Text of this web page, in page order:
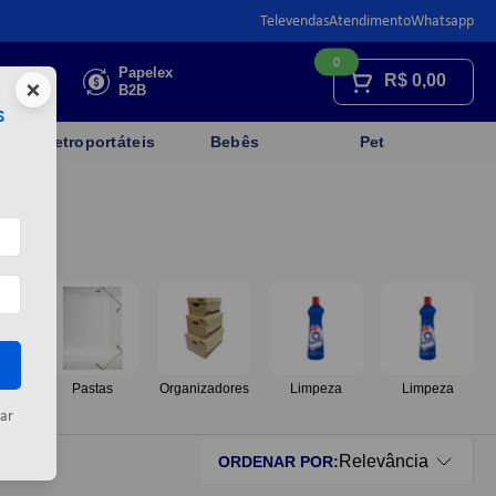
TelevendasAtendimentoWhatsapp
sua
Papelex
B2B
R$ 0,00
0
Eletroportáteis Bebês Pet
Pastas Organizadores Limpeza Limpeza
ORDENAR POR Relevância
×